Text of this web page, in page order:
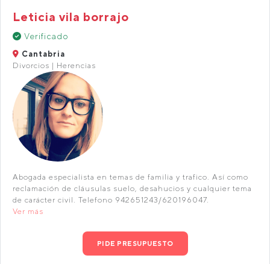
Leticia vila borrajo
Verificado
Cantabria
Divorcios | Herencias
Abogada especialista en temas de familia y trafico. Así como
reclamación de cláusulas suelo, desahucios y cualquier tema
de carácter civil. Telefono 942651243/620196047.
Ver más
PIDE PRESUPUESTO